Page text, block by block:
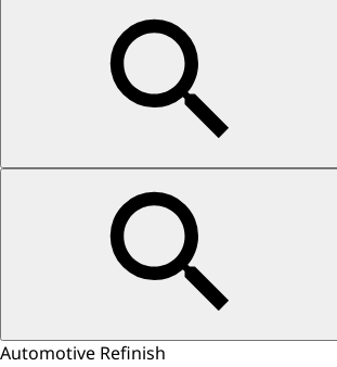
Automotive Refinish